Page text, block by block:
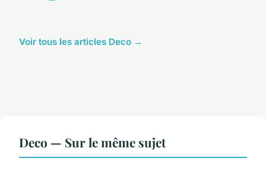
Voir tous les articles Deco →
Deco — Sur le même sujet